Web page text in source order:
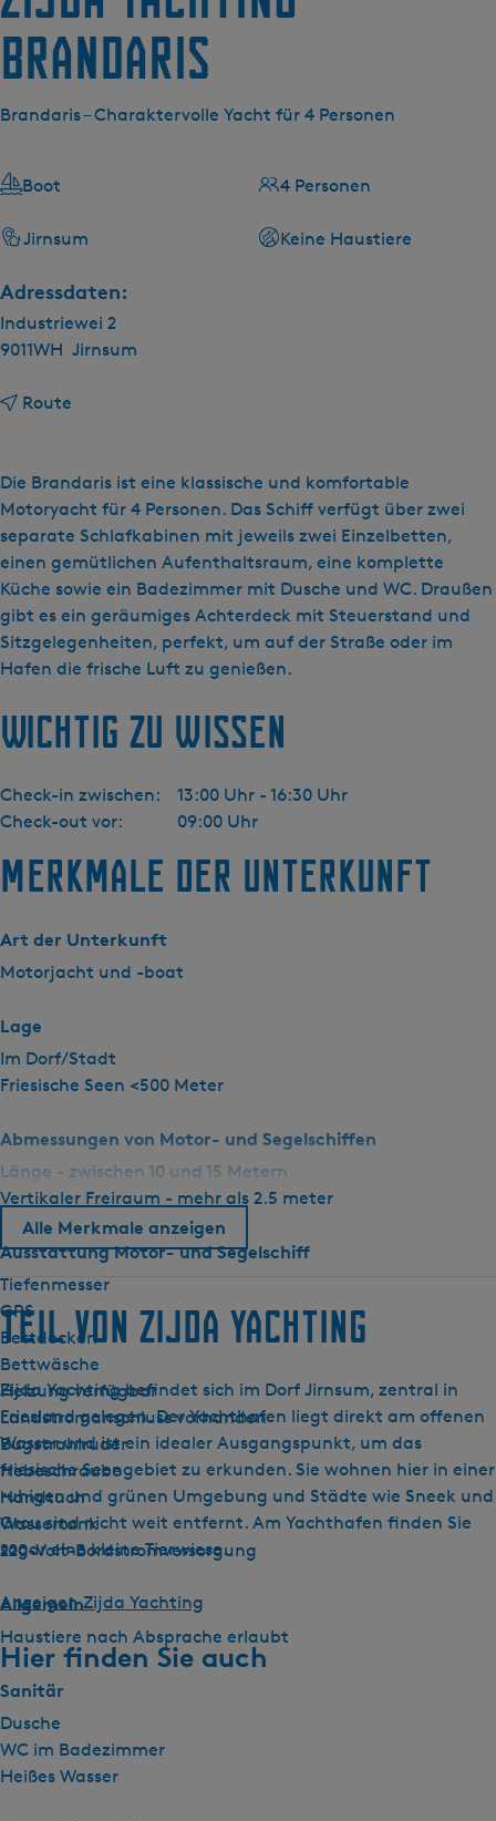
Brandaris
Brandaris – Charaktervolle Yacht für 4 Personen
Die Brandaris ist eine klassische und komfortable
Motoryacht für 4 Personen. Das Schiff verfügt über zwei
separate Schlafkabinen mit jeweils zwei Einzelbetten,
einen gemütlichen Aufenthaltsraum, eine komplette
Küche sowie ein Badezimmer mit Dusche und WC. Draußen
gibt es ein geräumiges Achterdeck mit Steuerstand und
Sitzgelegenheiten, perfekt, um auf der Straße oder im
Hafen die frische Luft zu genießen.
Wichtig zu wissen
Check-in zwischen:
13:00 Uhr - 16:30 Uhr
Check-out vor:
09:00 Uhr
Boot
Jirnsum
4 Personen
Keine Haustiere
Adressdaten:
Industriewei 2
9011WH Jirnsum
Route
Z
i
j
d
a
Y
a
c
t
g
-
r
n
s
Merkmale der Unterkunft
Art der Unterkunft
Motorjacht und -boat
Lage
Im Dorf/Stadt
Friesische Seen <500 Meter
Abmessungen von Motor- und Segelschiffen
Länge - zwischen 10 und 15 Metern
Vertikaler Freiraum - mehr als 2.5 meter
Ausstattung Motor- und Segelschiff
Tiefenmesser
GPS
Bettdecken
Bettwäsche
Heizung verfügbar
Landstromanschluss vorhanden
Bugstrahlruder
Hebeschraube
Handtuch
Wassertank
220-Volt-Bordstromversorgung
Allgemein
Haustiere nach Absprache erlaubt
Sanitär
Dusche
WC im Badezimmer
Heißes Wasser
Alle Merkmale anzeigen
Teil von Zijda Yachting
Zijda Yachting befindet sich im Dorf Jirnsum, zentral in
Friesland gelegen. Der Yachthafen liegt direkt am offenen
Wasser und ist ein idealer Ausgangspunkt, um das
friesische Seengebiet zu erkunden. Sie wohnen hier in einer
ruhigen und grünen Umgebung und Städte wie Sneek und
Grou sind nicht weit entfernt. Am Yachthafen finden Sie
sogar eine kleine Tierwiese.
Anzeigen Zijda Yachting
Hier finden Sie auch